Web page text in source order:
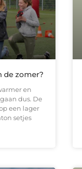
de zomer?
en
dus. De
een lager
setjes